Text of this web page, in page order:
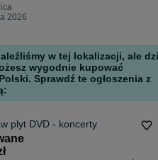
2026
w tej lokalizacji, ale
wygodnie kupować
Sprawdź te ogłoszenia z
plyt DVD - koncerty